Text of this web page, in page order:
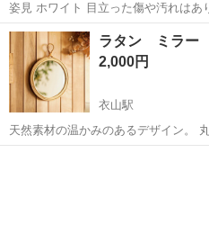
姿見 ホワイト 目立った傷や汚れはありません。 リユース品の為、ご
理解いただける方でお願いいたします。 サイズ（およそ） 幅22
行50㌢×高さ143㌢
愛媛 松山市 土居田駅 ミ
ラタン ミラー
2,000円
衣山駅
天然素材の温かみのあるデザイン。
ラウンドミラー 大きさは約何センチ